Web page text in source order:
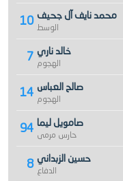
10 محمد نايف آل جحيف
الوسط
7 خالد ناري
الهجوم
14 صالح العباس
الهجوم
94 صامويل ليما
حارس مرمى
8 حسين الزبداني
الدفاع